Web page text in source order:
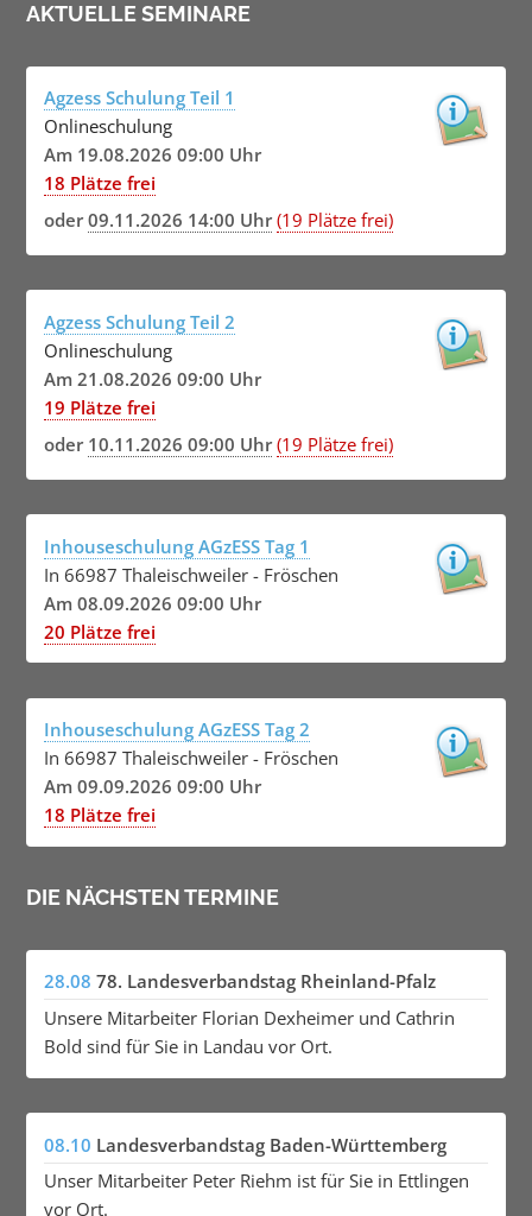
AKTUELLE SEMINARE
Agzess Schulung Teil 1
Onlineschulung
Am 19.08.2026 09:00 Uhr
18 Plätze frei
oder09.11.2026 14:00 Uhr (19 Plätze frei)
Agzess Schulung Teil 2
Onlineschulung
Am 21.08.2026 09:00 Uhr
19 Plätze frei
oder 10.11.2026 09:00 Uhr (19 Plätze frei)
Inhouseschulung AGzESS Tag 1
In 66987 Thaleischweiler - Fröschen
Am 08.09.2026 09:00 Uhr
20 Plätze frei
Inhouseschulung AGzESS Tag 2
In 66987 Thaleischweiler - Fröschen
Am 09.09.2026 09:00 Uhr
18 Plätze frei
DIE NÄCHSTEN TERMINE
28.08 78. Landesverbandstag Rheinland-Pfalz
Unsere Mitarbeiter Florian Dexheimer und Cathrin
Bold sind für Sie in Landau vor Ort.
08.10 Landesverbandstag Baden-Württemberg
Unser Mitarbeiter Peter Riehm ist für Sie in Ettlingen
vor Ort.